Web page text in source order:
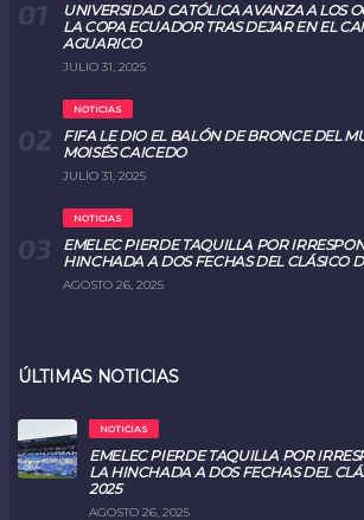
UNIVERSIDAD CATÓLICA AVANZA A LOS
LA COPA ECUADOR TRAS DEJAR EN EL
AGUARICO
JULIO 31, 2025
NOTICIAS
FIFA LE DIO EL BALÓN DE BRONCE DEL
MOISÉS CAICEDO
JULIO 31, 2025
NOTICIAS
EMELEC PIERDE TAQUILLA POR
HINCHADA A DOS FECHAS DEL CLÁSICO
AGOSTO 26, 2025
ÚLTIMAS NOTICIAS
NOTICIAS
EMELEC PIERDE TAQUILLA POR
LA HINCHADA A DOS FECHAS DEL
2025
AGOSTO 26, 2025